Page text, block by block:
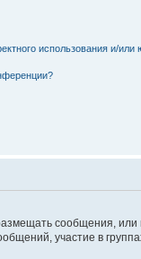
использования и/
сообщения, или
участие в